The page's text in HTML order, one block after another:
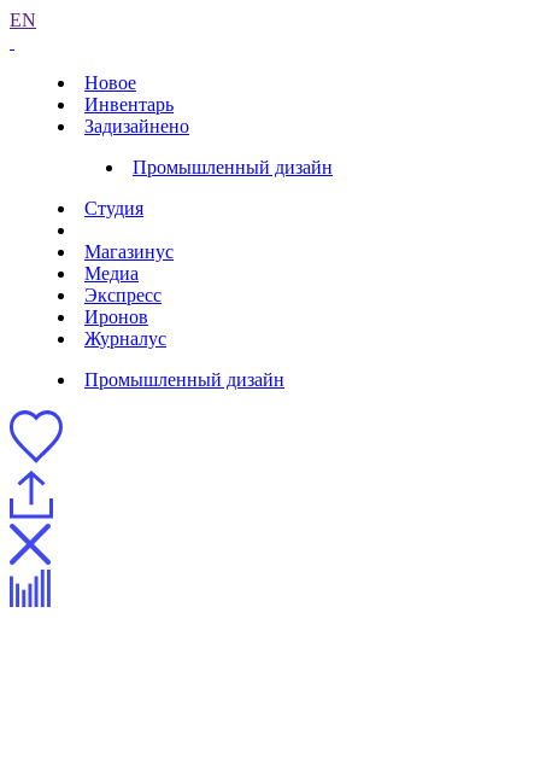
EN
Новое
Инвентарь
Задизайнено
Промышленный дизайн
Студия
Магазинус
Медиа
Экспресс
Иронов
Журналус
Промышленный дизайн